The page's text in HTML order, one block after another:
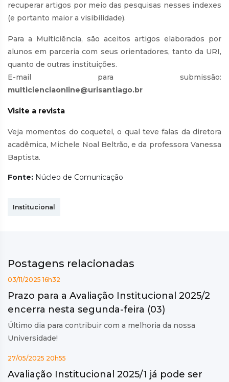
recuperar artigos por meio das pesquisas nesses indexes
(e portanto maior a visibilidade).
Para a Multiciência, são aceitos artigos elaborados por
alunos em parceria com seus orientadores, tanto da URI,
quanto de outras instituições.
E-mail para submissão:
multicienciaonline@urisantiago.br
Visite a revista
Veja momentos do coquetel, o qual teve falas da diretora
acadêmica, Michele Noal Beltrão, e da professora Vanessa
Baptista.
Fonte: Núcleo de Comunicação
Institucional
Postagens relacionadas
03/11/2025 16h32
Prazo para a Avaliação Institucional 2025/2
encerra nesta segunda-feira (03)
Último dia para contribuir com a melhoria da nossa
Universidade!
27/05/2025 20h55
Avaliação Institucional 2025/1 já pode ser